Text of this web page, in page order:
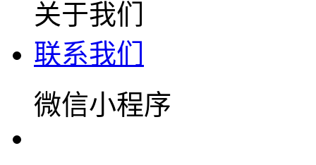
关于我们
联系我们
微信小程序